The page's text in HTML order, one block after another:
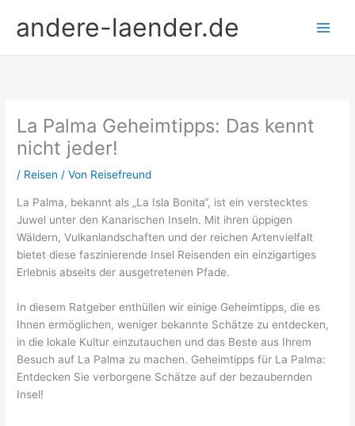
Inhaltandere-laender.de
La Palma Geheimtipps: Das kennt
nicht jeder!
/ Reisen / Von Reisefreund
La Palma, bekannt als „La Isla Bonita“, ist ein verstecktes
Juwel unter den Kanarischen Inseln. Mit ihren üppigen
Wäldern, Vulkanlandschaften und der reichen Artenvielfalt
bietet diese faszinierende Insel Reisenden ein einzigartiges
Erlebnis abseits der ausgetretenen Pfade.
In diesem Ratgeber enthüllen wir einige Geheimtipps, die es
Ihnen ermöglichen, weniger bekannte Schätze zu entdecken,
in die lokale Kultur einzutauchen und das Beste aus Ihrem
Besuch auf La Palma zu machen. Geheimtipps für La Palma:
Entdecken Sie verborgene Schätze auf der bezaubernden
Insel!